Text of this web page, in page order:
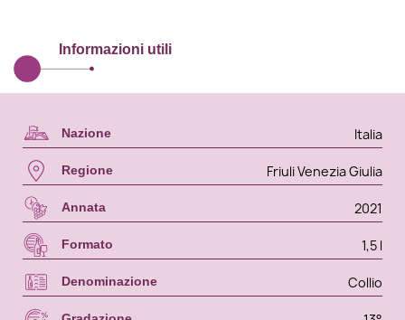
Informazioni utili
Nazione Italia
Regione Friuli Venezia Giulia
Annata 2021
Formato 1,5 l
Denominazione Collio